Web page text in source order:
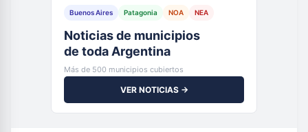
Buenos Aires Patagonia NOA NEA
Noticias de municipios
de toda Argentina
Más de 500 municipios cubiertos
VER NOTICIAS →